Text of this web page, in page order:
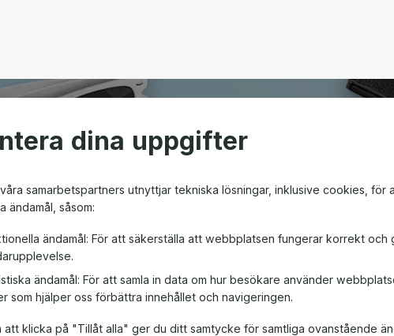
dina uppgifter
samarbetspartners utnyttjar tekniska lösningar, inklusive cookies, för
ändamål, såsom:
ändamål: För att säkerställa att webbplatsen fungerar korrekt och
ändamål: För att samla in data om hur besökare använder
som hjälper oss förbättra innehållet och navigeringen.
att klicka på "Tillåt alla" ger du ditt samtycke för samtliga ovanstående
alla och som ger friheten att välja
lösningen! Oavsett om det är till
anledning, är ett presentkort en